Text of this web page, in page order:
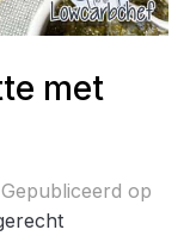
met
Gepubliceerd op